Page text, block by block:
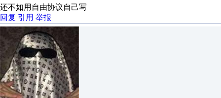
还不如用自由协议自己写
回复 引用 举报